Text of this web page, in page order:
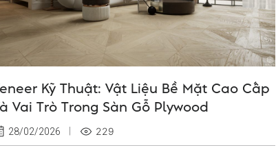
Kỹ Thuật: Vật Liệu Bề Mặt Cao Cấp
Vai Trò Trong Sàn Gỗ Plywood
28/02/2026 229